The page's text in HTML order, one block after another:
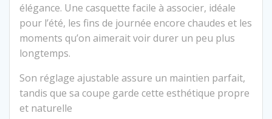
élégance. Une casquette facile à associer, idéale
pour l’été, les fins de journée encore chaudes et les
moments qu’on aimerait voir durer un peu plus
longtemps.
Son réglage ajustable assure un maintien parfait,
tandis que sa coupe garde cette esthétique propre
et naturelle